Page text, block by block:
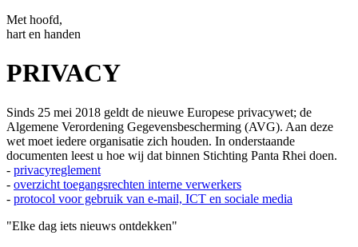
Met hoofd,
hart en handen
PRIVACY
Sinds 25 mei 2018 geldt de nieuwe Europese privacywet; de
Algemene Verordening Gegevensbescherming (AVG). Aan deze
wet moet iedere organisatie zich houden. In onderstaande
documenten leest u hoe wij dat binnen Stichting Panta Rhei doen.
- privacyreglement
- overzicht toegangsrechten interne verwerkers
- protocol voor gebruik van e-mail, ICT en sociale media
"Elke dag iets nieuws ontdekken"